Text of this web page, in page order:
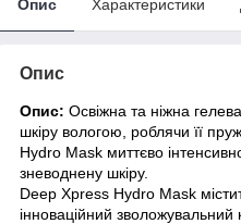
Опис Характеристики
Опис
Опис: Освіжна та ніжна
шкіру вологою, роблячи її
Hydro Mask миттєво
зневоднену шкіру.
Deep Xpress Hydro Mask
інноваційний